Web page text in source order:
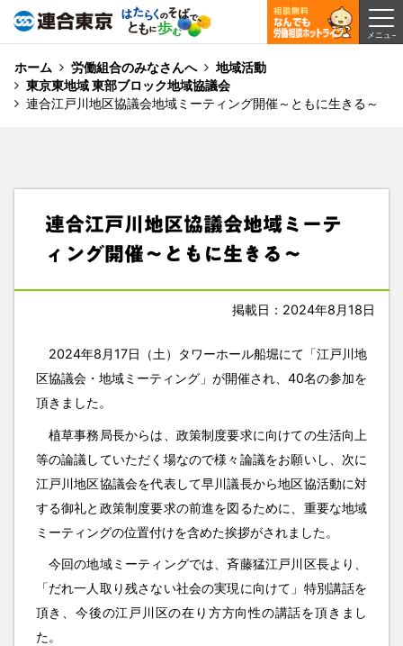
ホーム 労働組合のみなさんへ
地域活動
東京東地域 東部ブロック地域協議会
連合江戸川地区協議会地域ミーティング開催～ともに生きる～
連合江戸川地区協議会地域ミーテ
ィング開催～ともに生きる～
掲載日：2024年8月18日
2024年8月17日（土）タワーホール船堀にて「江戸川地
区協議会・地域ミーティング」が開催され、40名の参加を
頂きました。
植草事務局長からは、政策制度要求に向けての生活向上
等の論議していただく場なので様々論議をお願いし、次に
江戸川地区協議会を代表して早川議長から地区協活動に対
する御礼と政策制度要求の前進を図るために、重要な地域
ミーティングの位置付けを含めた挨拶がされました。
今回の地域ミーティングでは、斉藤猛江戸川区長より、
「だれ一人取り残さない社会の実現に向けて」特別講話を
頂き、今後の江戸川区の在り方方向性の講話を頂きまし
た。